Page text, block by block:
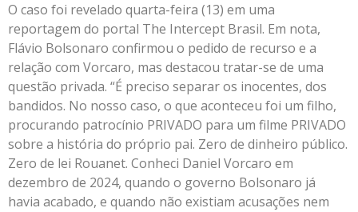
O caso foi revelado quarta-feira (13) em uma
reportagem do portal The Intercept Brasil. Em nota,
Flávio Bolsonaro confirmou o pedido de recurso e a
relação com Vorcaro, mas destacou tratar-se de uma
questão privada. “É preciso separar os inocentes, dos
bandidos. No nosso caso, o que aconteceu foi um filho,
procurando patrocínio PRIVADO para um filme PRIVADO
sobre a história do próprio pai. Zero de dinheiro público.
Zero de lei Rouanet. Conheci Daniel Vorcaro em
dezembro de 2024, quando o governo Bolsonaro já
havia acabado, e quando não existiam acusações nem